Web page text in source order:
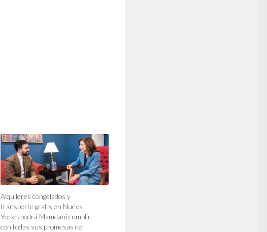
Alquileres congelados y
transporte gratis en Nueva
York: ¿podrá Mamdani cumplir
con todas sus promesas de